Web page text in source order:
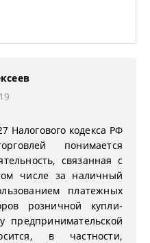
Налогового кодекса РФ
понимается
связанная с
числе за наличный
платежных
розничной купли-
в частности,